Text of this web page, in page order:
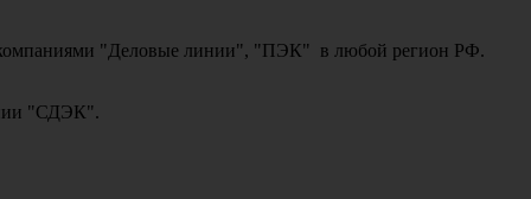
компаниями "Деловые линии", "ПЭК" в любой регион РФ.
"СДЭК".